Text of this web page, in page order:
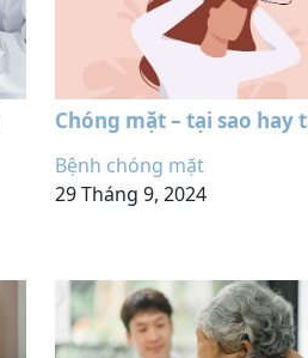
Chóng mặt – tại sao hay
phát
Bệnh chóng mặt
29 Tháng 9, 2024